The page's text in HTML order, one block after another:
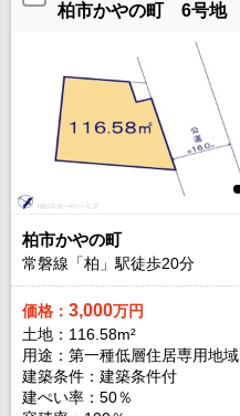
柏市かやの町 6号地
柏市かやの町
常磐線「柏」駅徒歩20分
価格： 3,000万円
土地：116.58m²
用途：第一種低層住居専用地域
建築条件： 建築条件付
建ぺい率：50％